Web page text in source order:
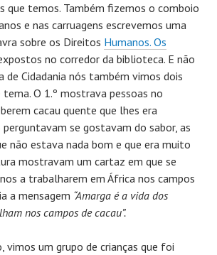
que temos. Também fizemos o comboio
e nas carruagens escrevemos uma
sobre os Direitos Humanos. Os
no corredor da biblioteca. E não
de Cidadania nós também vimos dois
O 1.º mostrava pessoas no
cacau quente que lhes era
se gostavam do sabor, as
não estava nada bom e que era muito
mostravam um cartaz em que se
a trabalharem em África nos campos
a mensagem “Amarga é a vida dos
nos campos de cacau”.
vimos um grupo de crianças que foi